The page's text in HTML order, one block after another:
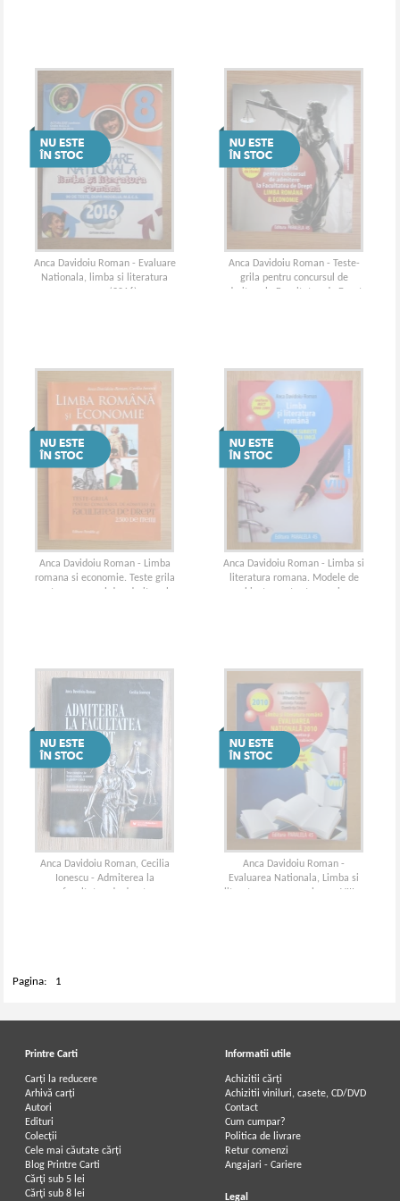
Anca Davidoiu Roman - Evaluare
Nationala, limba si literatura
romana (2016)
Anca Davidoiu Roman - Teste-
grila pentru concursul de
admitere la Facultatea de Drept.
Anca Davidoiu Roman - Limba
romana si economie. Teste grila
pentru concursul de admitere la
Anca Davidoiu Roman - Limba si
literatura romana. Modele de
subiecte pentru teza unica.
Anca Davidoiu Roman, Cecilia
Ionescu - Admiterea la
facultatea de drept
Anca Davidoiu Roman -
Evaluarea Nationala, Limba si
literatura romana, clasa a VIII-a
Pagina: 1
Printre Carti
Carți la reducere
Arhivă carți
Autori
Edituri
Colecții
Cele mai căutate cărți
Blog Printre Carti
Cărţi sub 5 lei
Cărţi sub 8 lei
Informatii utile
Achizitii cărți
Achizitii viniluri, casete, CD/DVD
Contact
Cum cumpar?
Politica de livrare
Retur comenzi
Angajari - Cariere
Legal